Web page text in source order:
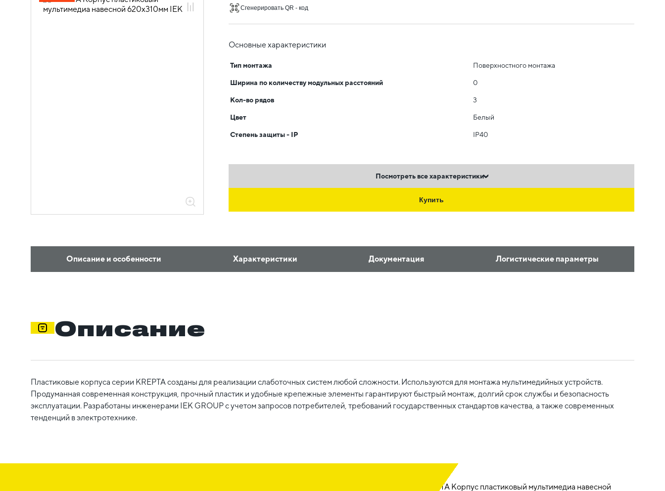
04.01.07.01 Корпуса пластиковые для
слаботочных систем KREPTA
Сгенерировать QR - код
Основные характеристики
Тип монтажа Поверхностного монтажа
Ширина по количеству модульных расстояний 0
Кол-во рядов 3
Цвет Белый
Степень защиты - IP IP40
Посмотреть все характеристики
Купить
Описание и особенности Характеристики Документация Логистические параметры
Описание
Пластиковые корпуса серии KREPTA созданы для реализации слаботочных систем любой сложности. Используются для монтажа мультимедийных устройств.
Продуманная современная конструкция, прочный пластик и удобные крепежные элементы гарантируют быстрый монтаж, долгий срок службы и безопасность
эксплуатации. Разработаны инженерами IEK GROUP с учетом запросов потребителей, требований государственных стандартов качества, а также современных
тенденций в электротехнике.